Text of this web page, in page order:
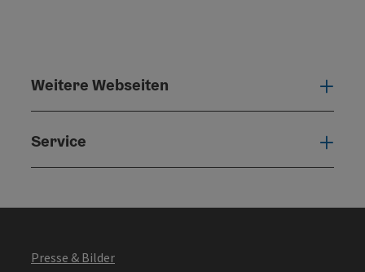
Weitere Webseiten
Service
Presse & Bilder